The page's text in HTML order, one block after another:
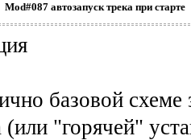
Mod#087автозапуск трека при старте
базовой
(или "горячей"